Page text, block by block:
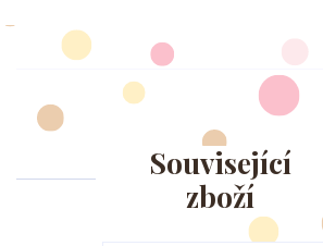
Související
zboží